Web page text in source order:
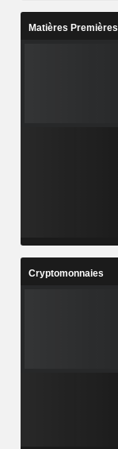
Matières Premières
Cryptomonnaies